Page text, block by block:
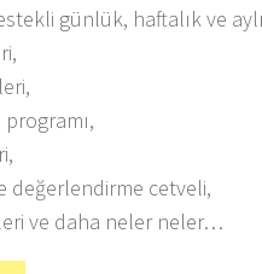
günlük, haftalık ve
değerlendirme cetveli,
ve daha neler neler…